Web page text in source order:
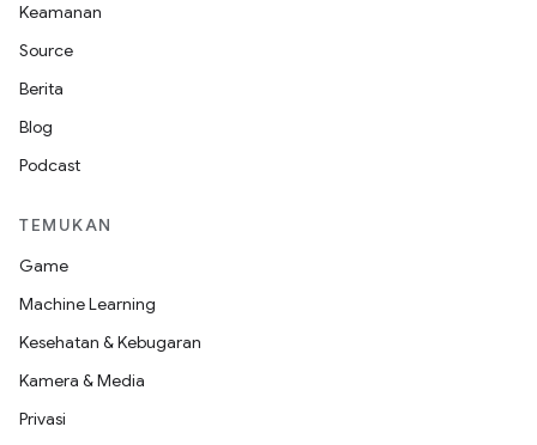
Keamanan
Source
Berita
Blog
Podcast
TEMUKAN
Game
Machine Learning
Kesehatan & Kebugaran
Kamera & Media
Privasi